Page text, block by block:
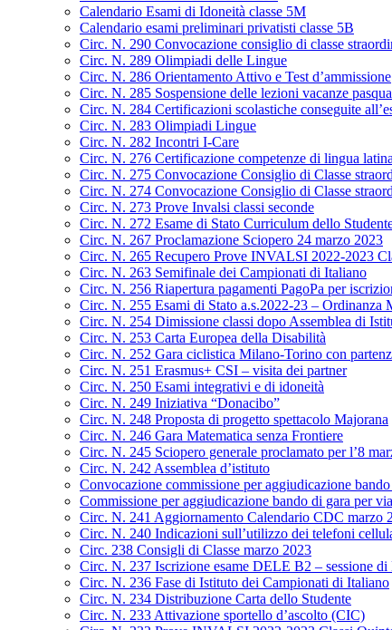
Calendario Esami di Idoneità classe 5M
Calendario esami preliminari privatisti classe 5B
Circ. N. 290 Convocazione consiglio di classe
Circ. N. 289 Olimpiadi delle Lingue
Circ. N. 286 Orientamento Attivo e Test d’ammissione
Circ. N. 285 Sospensione delle lezioni vacanze
Circ. N. 284 Certificazioni scolastiche conseguite
Circ. N. 283 Olimpiadi Lingue
Circ. N. 282 Incontri I-Care
Circ. N. 276 Certificazione competenze di lingua
Circ. N. 275 Convocazione Consiglio di Classe
Circ. N. 274 Convocazione Consiglio di Classe
Circ. N. 273 Prove Invalsi classi seconde
Circ. N. 272 Esame di Stato Curriculum dello
Circ. N. 267 Proclamazione Sciopero 24 marzo 2023
Circ. N. 265 Recupero Prove INVALSI 2022-2023
Circ. N. 263 Semifinale dei Campionati di Italiano
Circ. N. 256 Riapertura pagamenti PagoPa per
Circ. N. 255 Esami di Stato a.s.2022-23 – Ordinanza
Circ. N. 254 Dimissione classi dopo Assemblea di
Circ. N. 253 Carta Europea della Disabilità
Circ. N. 252 Gara ciclistica Milano-Torino con
Circ. N. 251 Erasmus+ CSI – visita dei partner
Circ. N. 250 Esami integrativi e di idoneità
Circ. N. 249 Iniziativa “Donacibo”
Circ. N. 248 Proposta di progetto spettacolo Majorana
Circ. N. 246 Gara Matematica senza Frontiere
Circ. N. 245 Sciopero generale proclamato per l’8
Circ. N. 242 Assemblea d’istituto
Convocazione commissione per aggiudicazione
Commissione per aggiudicazione bando di gara per
Circ. N. 241 Aggiornamento Calendario CDC marzo
Circ. N. 240 Indicazioni sull’utilizzo dei telefoni
Circ. 238 Consigli di Classe marzo 2023
Circ. N. 237 Iscrizione esame DELE B2 – sessione
Circ. N. 236 Fase di Istituto dei Campionati di Italiano
Circ. N. 234 Distribuzione Carta dello Studente
Circ. N. 233 Attivazione sportello d’ascolto (CIC)